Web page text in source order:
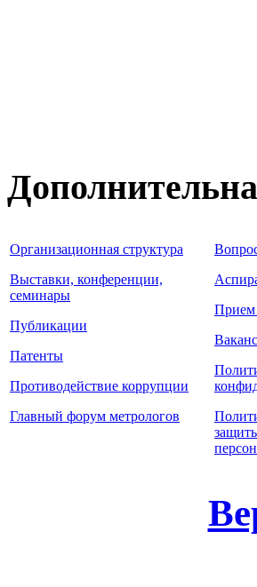
Организационная структура
Выставки, конференции,
семинары
Публикации
Патенты
Противодействие коррупции
Главный форум метрологов
Прием